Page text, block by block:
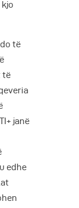
kjo
të
të
janë
edhe